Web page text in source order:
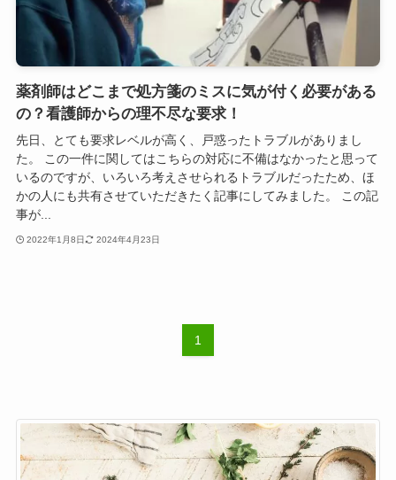
薬剤師はどこまで処方箋のミスに気が付く必要がある
の？看護師からの理不尽な要求！
先日、とても要求レベルが高く、戸惑ったトラブルがありまし
た。 この一件に関してはこちらの対応に不備はなかったと思って
いるのですが、いろいろ考えさせられるトラブルだったため、ほ
かの人にも共有させていただきたく記事にしてみました。 この記
事が...
2022年1月8日 2024年4月23日
1